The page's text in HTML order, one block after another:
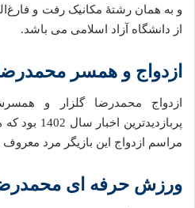
و به همان رشتهٔ مکانیک رفت و
از دانشگاه آزاد اسلامی می باشد.
ازدواج و همسر محمدرضا
ازدواج محمدرضا گلزار و
مراسم ازدواج این بازیگر مرد
ورزش حرفه ای